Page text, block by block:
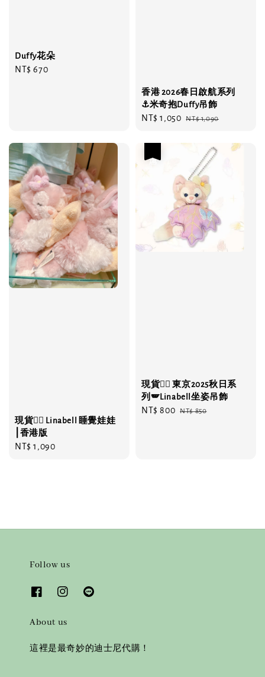
Duffy花朵
Regular
NT$ 670
香港 2026春日啟航系列
⚓️米奇抱Duffy吊飾
Sale
NT$ 1,050 Regular
NT$ 1,090
現貨❤️‍🔥 Linabell 睡覺娃娃
⎮香港版
Regular
NT$ 1,090
現貨❤️‍🔥 東京2025秋日系
列🪽Linabell坐姿吊飾
Sale
NT$ 800 Regular
NT$ 850
Follow us
About us
這裡是最奇妙的迪士尼代購！